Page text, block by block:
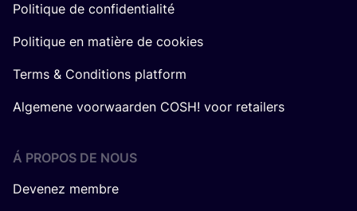
Politique de confidentialité
Politique en matière de cookies
Terms & Conditions platform
Algemene voorwaarden COSH! voor retailers
Á PROPOS DE NOUS
Devenez membre